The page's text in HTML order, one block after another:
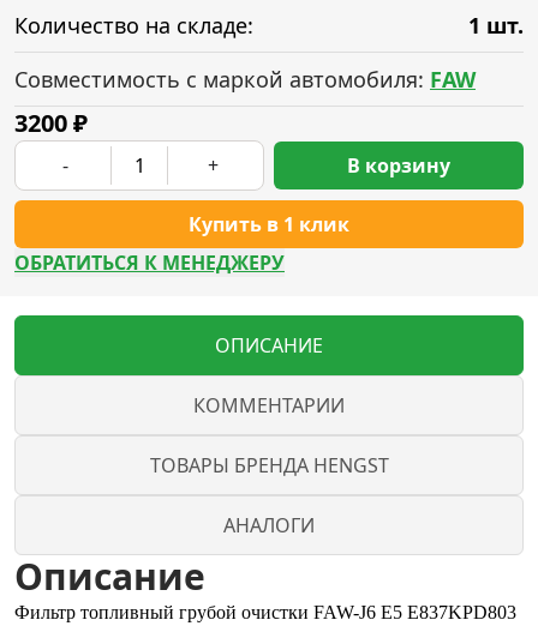
Количество на складе:
1 шт.
Совместимость с маркой автомобиля: FAW
3200₽
- +
Купить в 1 клик
В корзину
ОБРАТИТЬСЯ К МЕНЕДЖЕРУ
ОПИСАНИЕ
КОММЕНТАРИИ
ТОВАРЫ БРЕНДА HENGST
АНАЛОГИ
Описание
Фильтр топливный грубой очистки FAW-J6 Е5 E837KPD803